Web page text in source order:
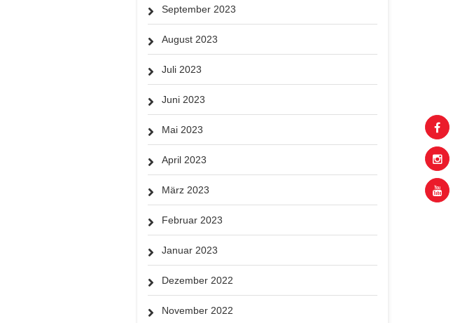
September 2023
August 2023
Juli 2023
Juni 2023
Mai 2023
April 2023
März 2023
Februar 2023
Januar 2023
Dezember 2022
November 2022